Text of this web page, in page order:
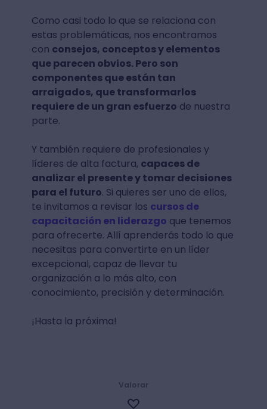
Como casi todo lo que se relaciona con
estas problemáticas, nos encontramos
con consejos, conceptos y elementos
que parecen obvios. Pero son
componentes que están tan
arraigados, que transformarlos
requiere de un gran esfuerzo de nuestra
parte.
Y también requiere de profesionales y
líderes de alta factura, capaces de
analizar el presente y tomar decisiones
para el futuro. Si quieres ser uno de ellos,
te invitamos a revisar los cursos de
capacitación en liderazgo que tenemos
para ofrecerte. Allí aprenderás todo lo que
necesitas para convertirte en un líder
excepcional, capaz de llevar tu
organización a lo más alto, con
conocimiento, precisión y determinación.
¡Hasta la próxima!
Valorar